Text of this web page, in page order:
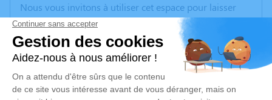
Nous vous invitons à utiliser cet espace pour laisser
vos condoléances, partager des photos souvenirs, une
anecdote ou exprimer vos pensées à travers des
poèmes ou des textes. Cet endroit est un lieu
d'expression dédié à honorer la mémoire de Robert
BEGNENE.